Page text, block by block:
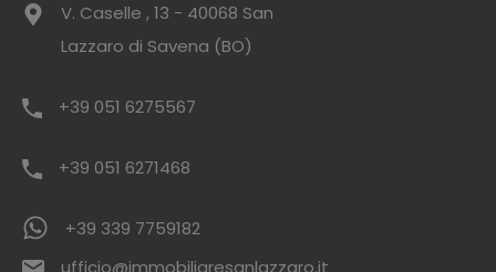
V. Caselle , 13 - 40068 San
Lazzaro di Savena (BO)
+39 051 6275567
+39 051 6271468
+39 339 7759182
ufficio@immobiliaresanlazzaro.it